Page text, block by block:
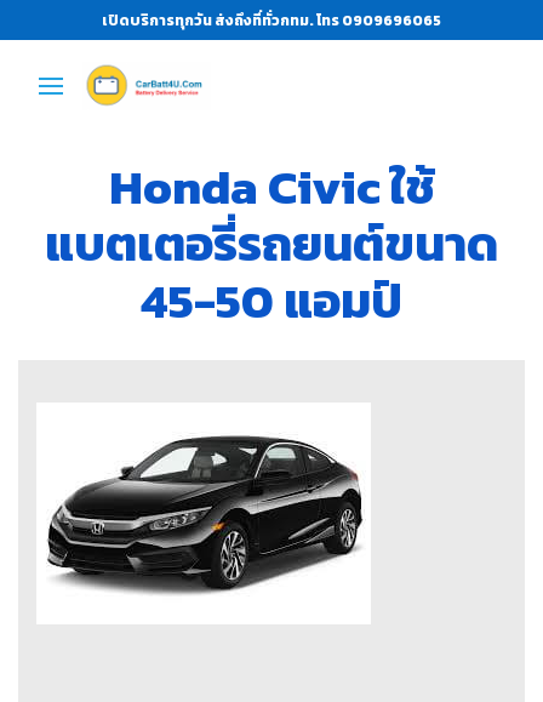
เปิดบริการทุกวัน ส่งถึงที่ทั่วกทม. โทร 0909696065
Honda Civic ใช้
แบตเตอรี่รถยนต์ขนาด
45-50 แอมป์